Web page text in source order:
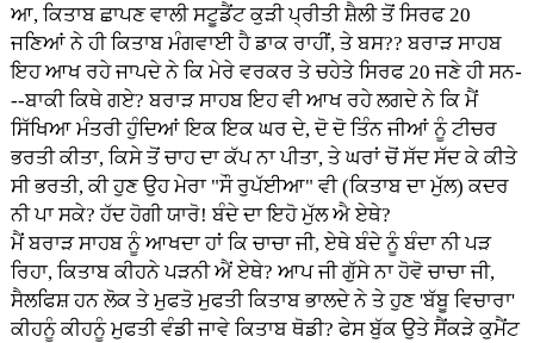
ਆ, ਕਿਤਾਬ ਛਾਪਣ ਵਾਲੀ ਸਟੂਡੈਂਟ ਕੁੜੀ ਪ੍ਰੀਤੀ ਸ਼ੈਲੀ ਤੋਂ ਸਿਰਫ 20
ਜਣਿਆਂ ਨੇ ਹੀ ਕਿਤਾਬ ਮੰਗਵਾਈ ਹੈ ਡਾਕ ਰਾਹੀਂ, ਤੇ ਬਸ?? ਬਰਾੜ ਸਾਹਬ
ਇਹ ਆਖ ਰਹੇ ਜਾਪਦੇ ਨੇ ਕਿ ਮੇਰੇ ਵਰਕਰ ਤੇ ਚਹੇਤੇ ਸਿਰਫ 20 ਜਣੇ ਹੀ ਸਨ-
--ਬਾਕੀ ਕਿਥੇ ਗਏ? ਬਰਾੜ ਸਾਹਬ ਇਹ ਵੀ ਆਖ ਰਹੇ ਲਗਦੇ ਨੇ ਕਿ ਮੈਂ
ਸਿੱਖਿਆ ਮੰਤਰੀ ਹੁੰਦਿਆਂ ਇਕ ਇਕ ਘਰ ਦੇ, ਦੋ ਦੋ ਤਿੰਨ ਜੀਆਂ ਨੂੰ ਟੀਚਰ
ਭਰਤੀ ਕੀਤਾ, ਕਿਸੇ ਤੋਂ ਚਾਹ ਦਾ ਕੱਪ ਨਾ ਪੀਤਾ, ਤੇ ਘਰਾਂ ਚੋਂ ਸੱਦ ਸੱਦ ਕੇ ਕੀਤੇ
ਸੀ ਭਰਤੀ, ਕੀ ਹੁਣ ਉਹ ਮੇਰਾ "ਸੌ ਰੁਪੱਈਆ" ਵੀ (ਕਿਤਾਬ ਦਾ ਮੁੱਲ) ਕਦਰ
ਨੀ ਪਾ ਸਕੇ? ਹੱਦ ਹੋਗੀ ਯਾਰੋ! ਬੰਦੇ ਦਾ ਇਹੋ ਮੁੱਲ ਐ ਏਥੇ?
ਮੈਂ ਬਰਾੜ ਸਾਹਬ ਨੂੰ ਆਖਦਾ ਹਾਂ ਕਿ ਚਾਚਾ ਜੀ, ਏਥੇ ਬੰਦੇ ਨੂੰ ਬੰਦਾ ਨੀ ਪੜ
ਰਿਹਾ, ਕਿਤਾਬ ਕੀਹਨੇ ਪੜਨੀ ਐਂ ਏਥੇ? ਆਪ ਜੀ ਗੁੱਸੇ ਨਾ ਹੋਵੋ ਚਾਚਾ ਜੀ,
ਸੈਲਫਿਸ਼ ਹਨ ਲੋਕ ਤੇ ਮੁਫਤੋ ਮੁਫਤੀ ਕਿਤਾਬ ਭਾਲਦੇ ਨੇ ਤੇ ਹੁਣ 'ਬੱਬੂ ਵਿਚਾਰਾ'
ਕੀਹਨੂੰ ਕੀਹਨੂੰ ਮੁਫਤੀ ਵੰਡੀ ਜਾਵੇ ਕਿਤਾਬ ਥੋਡੀ? ਫੇਸ ਬੁੱਕ ਉਤੇ ਸੈਂਕੜੇ ਕੁਮੈਂਟ